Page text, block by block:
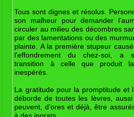
Tous sont dignes et résolus.
son malheur pour demander
circuler au milieu des décombres
par des lamentations ou des
plainte. A la première stupeur
l’effondrement du chez-soi, a
transition à celle que produit
inespérés.
La gratitude pour la promptitude et
déborde de toutes les lèvres,
peuvent, d’ores et déjà, être
à des ingrats.